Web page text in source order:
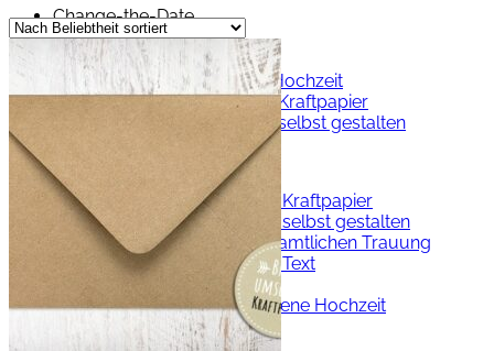
Change-the-Date
Save-the-Date
Save the Date Karten Hochzeit
Save-the-Date Karten Kraftpapier
Save-the-Date Karten selbst gestalten
Hochzeitseinladungen
Hochzeitseinladungen
Hochzeitseinladungen Kraftpapier
Hochzeitseinladungen selbst gestalten
Einladung zur standesamtlichen Trauung
Hochzeitseinladungen Text
Silberhochzeit
Einladungskarten goldene Hochzeit
Dankeskarten Hochzeit